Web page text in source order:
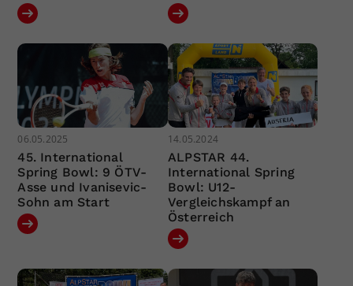
06.05.2025
45. International
Spring Bowl: 9 ÖTV-
Asse und Ivanisevic-
Sohn am Start
14.05.2024
ALPSTAR 44.
International Spring
Bowl: U12-
Vergleichskampf an
Österreich